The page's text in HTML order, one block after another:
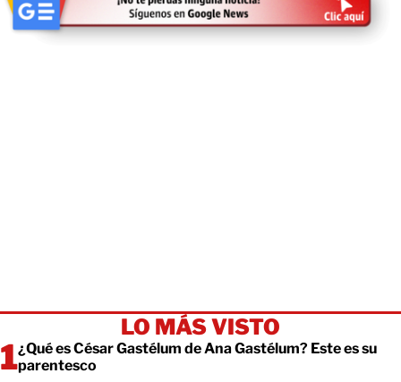
LO MÁS VISTO
¿Qué es César Gastélum de Ana Gastélum? Este es su
parentesco